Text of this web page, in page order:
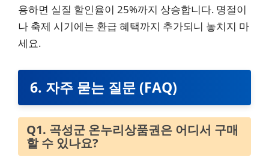
용하면 실질 할인율이 25%까지 상승합니다. 명절이
나 축제 시기에는 환급 혜택까지 추가되니 놓치지 마
세요.
6. 자주 묻는 질문 (FAQ)
Q1. 곡성군 온누리상품권은 어디서 구매
할 수 있나요?